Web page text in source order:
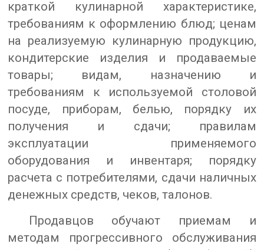
краткой кулинарной характеристике,
требованиям к оформлению блюд; ценам
на реализуемую кулинарную продукцию,
кондитерские изделия и продаваемые
товары; видам, назначению и
требованиям к используемой столовой
посуде, приборам, белью, порядку их
получения и сдачи; правилам
эксплуатации применяемого
оборудования и инвентаря; порядку
расчета с потребителями, сдачи наличных
денежных средств, чеков, талонов.
Продавцов обучают приемам и
методам прогрессивного обслуживания